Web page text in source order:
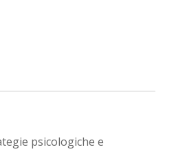
psicologiche e